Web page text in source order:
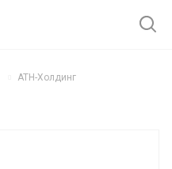
АТН-Холдинг